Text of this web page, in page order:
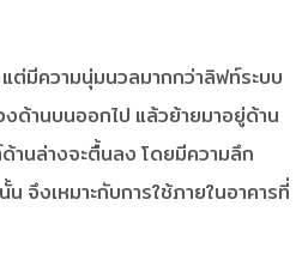
ต่มีความนุ่มนวลมากกว่าลิฟท์ระบบ
งด้านบนออกไป แล้วย้ายมาอยู่ด้าน
นล่างจะตื้นลง โดยมีความลึก
น จึงเหมาะกับการใช้ภายในอาคารที่